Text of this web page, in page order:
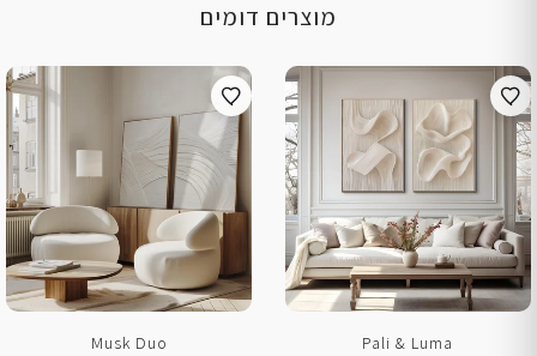
מוצרים דומים
Pali & Luma
Musk Duo